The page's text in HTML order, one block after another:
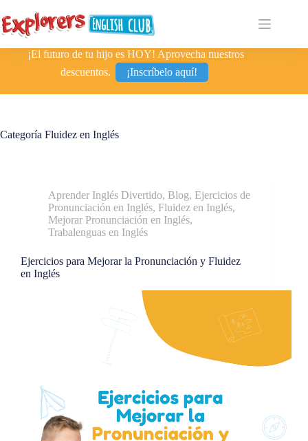
¡El futuro de tu hijo es HOY! Aprovecha nuestros
descuentos.
¡Inscríbelo aquí!
Categoría Fluidez en Inglés
Aprender Inglés Divertido, Blog, Ejercicios de
Pronunciación en Inglés, Fluidez en Inglés,
Mejorar Pronunciación en Inglés,
Trabalenguas en Inglés
Ejercicios para Mejorar la Pronunciación y Fluidez
en Inglés